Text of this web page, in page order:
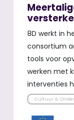
8D werkt in
consortium
tools voor
werken met
interventies
Cultuur &